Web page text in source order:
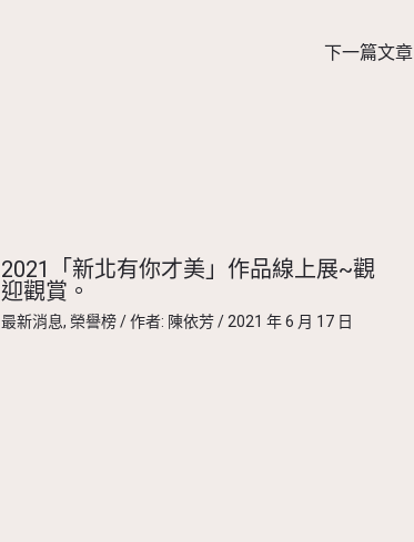
下一篇文章
2021「新北有你才美」作品線上展~觀
迎觀賞。
最新消息, 榮譽榜/ 作者: 陳依芳/2021 年 6 月 17 日